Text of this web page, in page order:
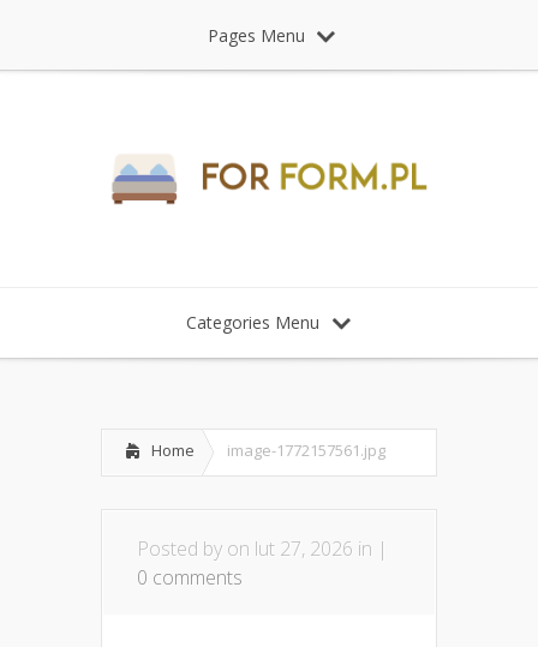
Pages Menu
Categories Menu
Home image-1772157561.jpg
Posted by on lut 27, 2026 in |
0 comments